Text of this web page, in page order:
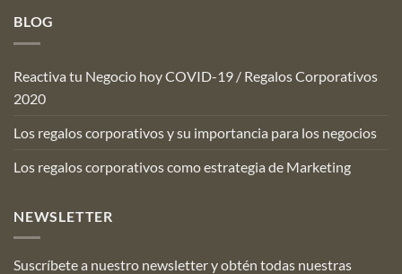
BLOG
Reactiva tu Negocio hoy COVID-19 / Regalos Corporativos
2020
Los regalos corporativos y su importancia para los negocios
Los regalos corporativos como estrategia de Marketing
NEWSLETTER
Suscríbete a nuestro newsletter y obtén todas nuestras